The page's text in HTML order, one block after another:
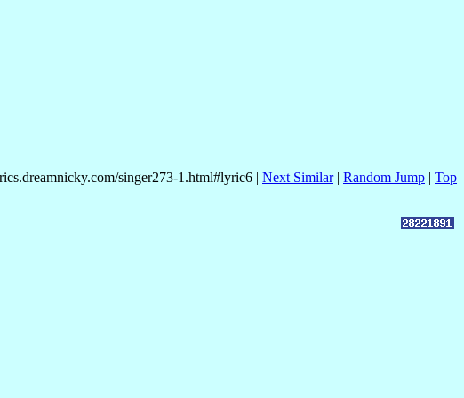
singer273-1.html#lyric6 | Next Similar| Random Jump | Top